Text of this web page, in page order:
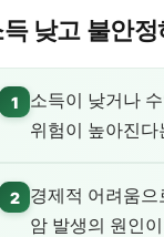
낮고 불안
1
소득이 낮거나
위험이 높아진
2
경제적 어려움
암 발생의 원인